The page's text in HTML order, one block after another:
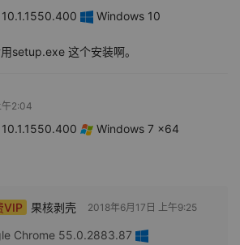
Windows 10
setup.exe 这个安装啊。
午2:04
Windows 7 x64
VIP 果核剥壳 2018年6月17日 上午9:25
Chrome 55.0.2883.87